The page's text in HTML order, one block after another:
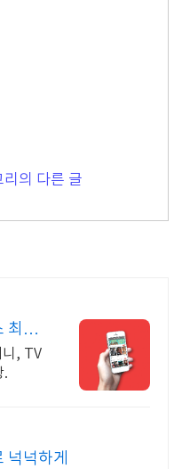
의 다른 글
최대
니, TV
.
넉하게